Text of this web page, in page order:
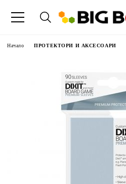
Начало ПРОТЕКТОРИ И АКСЕСОАРИ